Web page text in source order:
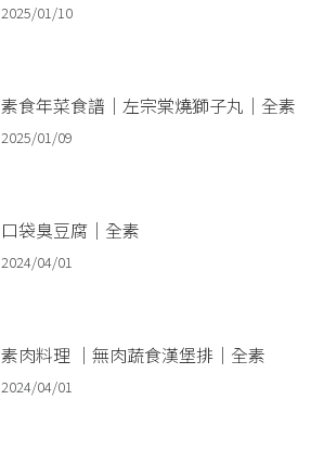
2025/01/10
素食年菜食譜｜左宗棠燒獅子丸｜全素
2025/01/09
口袋臭豆腐｜全素
2024/04/01
素肉料理 ｜無肉蔬食漢堡排｜全素
2024/04/01